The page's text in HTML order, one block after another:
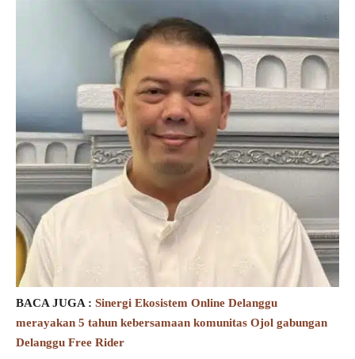
BACA JUGA : Sinergi Ekosistem Online Delanggu
merayakan 5 tahun kebersamaan komunitas Ojol gabungan
Delanggu Free Rider